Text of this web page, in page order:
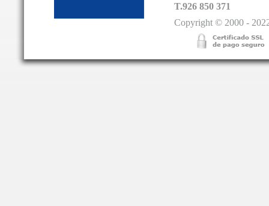
T.926 850 371
Copyright © 2000 -